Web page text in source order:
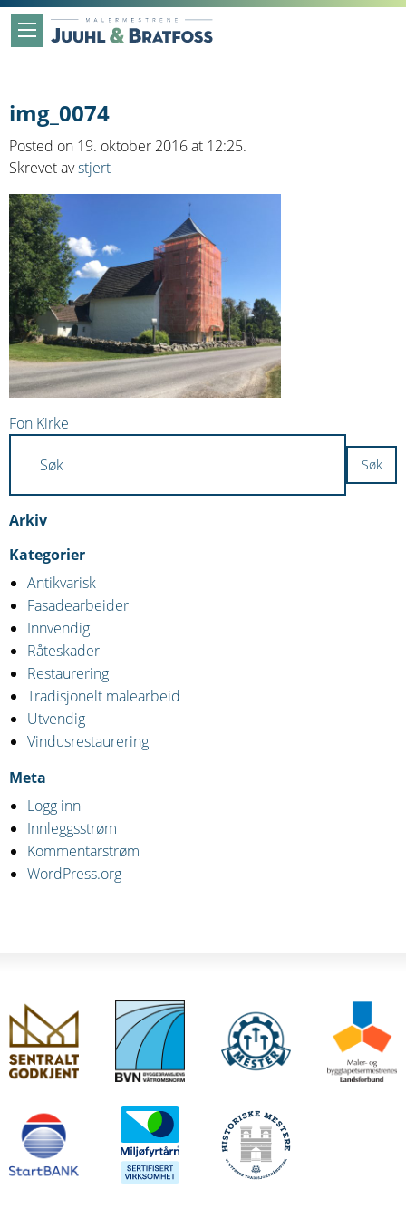
img_0074
Posted on 19. oktober 2016 at 12:25.
Skrevet avstjert
Innleggsnavigasjon
Fon Kirke
Arkiv
Kategorier
Antikvarisk
Fasadearbeider
Innvendig
Råteskader
Restaurering
Tradisjonelt malearbeid
Utvendig
Vindusrestaurering
Meta
Logg inn
Innleggsstrøm
Kommentarstrøm
WordPress.org